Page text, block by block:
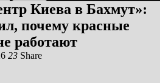
Киева в Бахмут»:
почему красные
работают
23 Share